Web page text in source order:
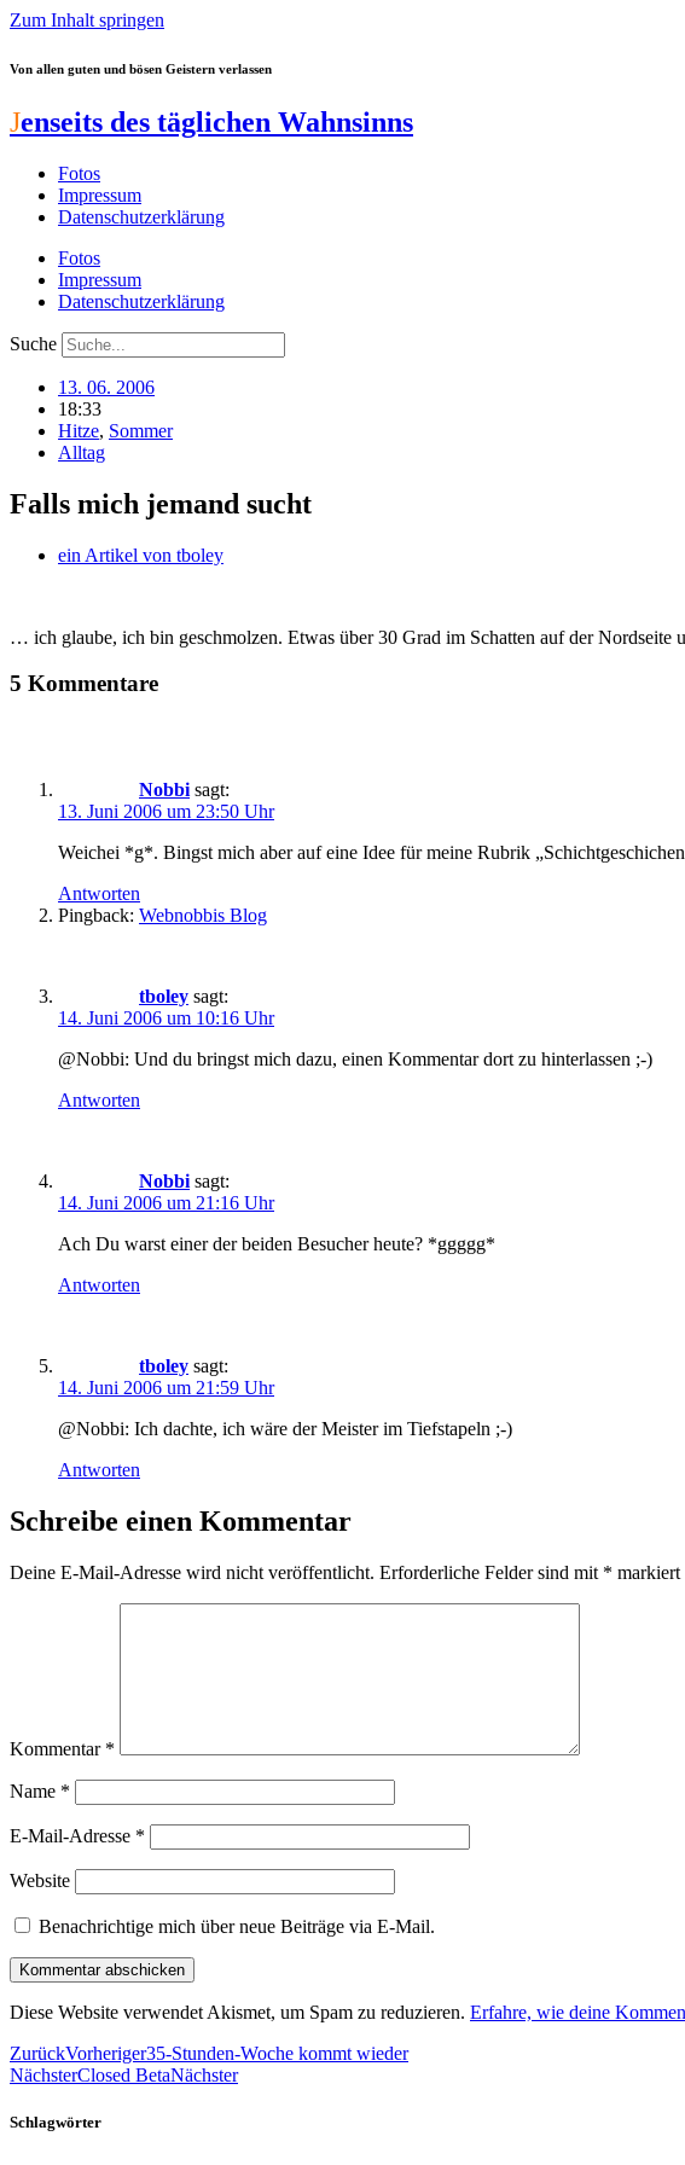
Zum Inhalt springen
Von allen guten und bösen Geistern verlassen
Jenseits des täglichen Wahnsinns
Fotos
Impressum
Datenschutzerklärung
Fotos
Impressum
Datenschutzerklärung
Suche
13. 06. 2006
18:33
Hitze, Sommer
Alltag
Falls mich jemand sucht
ein Artikel von tboley
… ich glaube, ich bin geschmolzen. Etwas über 30 Grad im Schatten auf der Nordseite
5 Kommentare
Nobbi sagt:
13. Juni 2006 um 23:50 Uhr
Weichei *g*. Bingst mich aber auf eine Idee für meine Rubrik
Antworten
Pingback: Webnobbis Blog
tboley sagt:
14. Juni 2006 um 10:16 Uhr
@Nobbi: Und du bringst mich dazu, einen Kommentar dort zu hinterlassen ;-)
Antworten
Nobbi sagt:
14. Juni 2006 um 21:16 Uhr
Ach Du warst einer der beiden Besucher heute? *ggggg*
Antworten
tboley sagt:
14. Juni 2006 um 21:59 Uhr
@Nobbi: Ich dachte, ich wäre der Meister im Tiefstapeln ;-)
Antworten
Schreibe einen Kommentar
Deine E-Mail-Adresse wird nicht veröffentlicht. Erforderliche Felder sind mit * markiert
Kommentar *
Name *
E-Mail-Adresse *
Website
Benachrichtige mich über neue Beiträge via E-Mail.
Diese Website verwendet Akismet, um Spam zu reduzieren. Erfahre, wie deine
ZurückVorheriger35-Stunden-Woche kommt wieder
NächsterClosed BetaNächster
Schlagwörter